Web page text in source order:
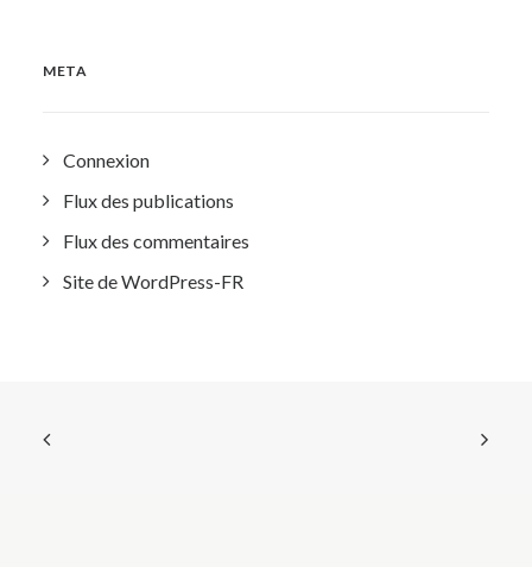
META
Connexion
Flux des publications
Flux des commentaires
Site de WordPress-FR